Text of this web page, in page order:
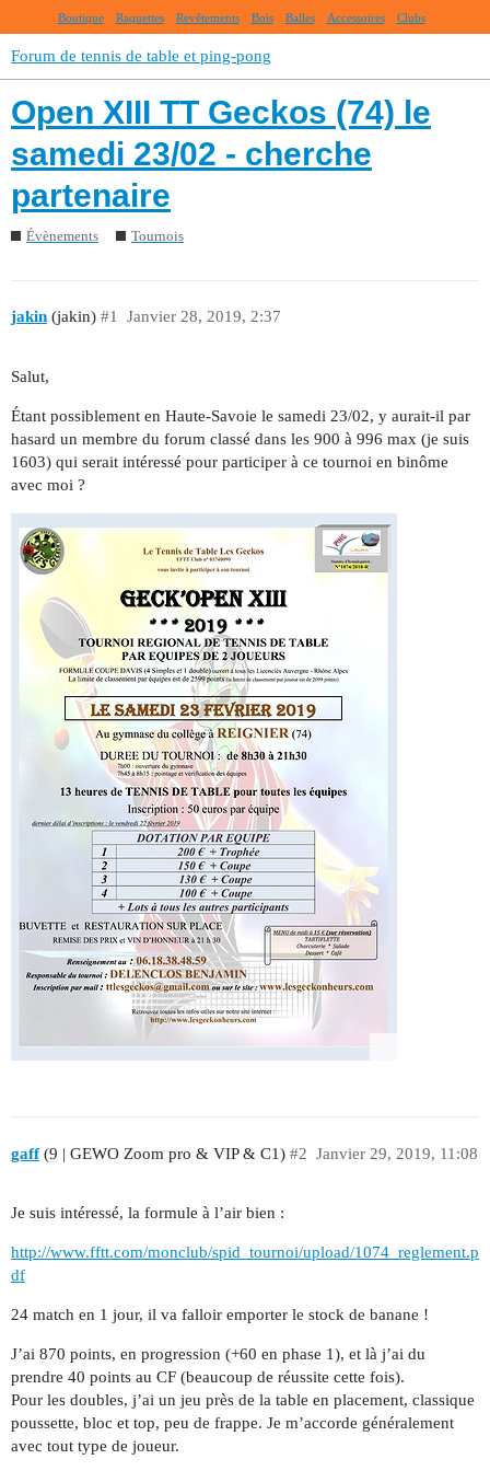
Boutique Raquettes Revêtements Bois Balles Accessoires Clubs
Forum de tennis de table et ping-pong
Open XIII TT Geckos (74) le
samedi 23/02 - cherche
partenaire
Évènements Tournois
jakin (jakin) Janvier 28, 2019, 2:37
#1
Salut,
Étant possiblement en Haute-Savoie le samedi 23/02, y aurait-il par
hasard un membre du forum classé dans les 900 à 996 max (je suis
1603) qui serait intéressé pour participer à ce tournoi en binôme
avec moi ?
gaff(9 | GEWO Zoom pro & VIP & C1) Janvier 29, 2019, 11:08
#2
Je suis intéressé, la formule à l’air bien :
http://www.fftt.com/monclub/spid_tournoi/upload/1074_reglement.p
df
24 match en 1 jour, il va falloir emporter le stock de banane !
J’ai 870 points, en progression (+60 en phase 1), et là j’ai du
prendre 40 points au CF (beaucoup de réussite cette fois).
Pour les doubles, j’ai un jeu près de la table en placement, classique
poussette, bloc et top, peu de frappe. Je m’accorde généralement
avec tout type de joueur.